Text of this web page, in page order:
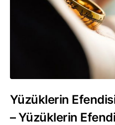
Yüzüklerin
– Yüzüklerin